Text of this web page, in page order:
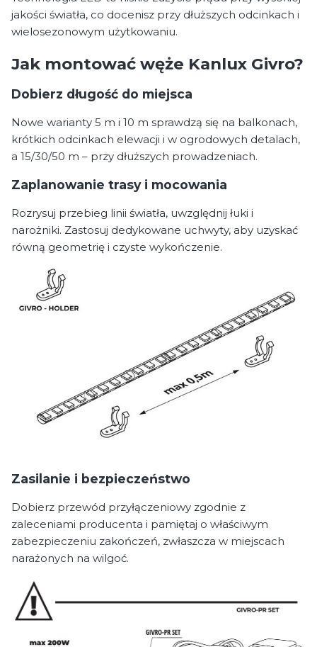
jakości światła, co docenisz przy dłuższych odcinkach i
wielosezonowym użytkowaniu.
Jak montować węże Kanlux Givro?
Dobierz długość do miejsca
Nowe warianty 5 m i 10 m sprawdzą się na balkonach,
krótkich odcinkach elewacji i w ogrodowych detalach,
a 15/30/50 m – przy dłuższych prowadzeniach.
Zaplanowanie trasy i mocowania
Rozrysuj przebieg linii światła, uwzględnij łuki i
narożniki. Zastosuj dedykowane uchwyty, aby uzyskać
równą geometrię i czyste wykończenie.
Zasilanie i bezpieczeństwo
Dobierz przewód przyłączeniowy zgodnie z
zaleceniami producenta i pamiętaj o właściwym
zabezpieczeniu zakończeń, zwłaszcza w miejscach
narażonych na wilgoć.